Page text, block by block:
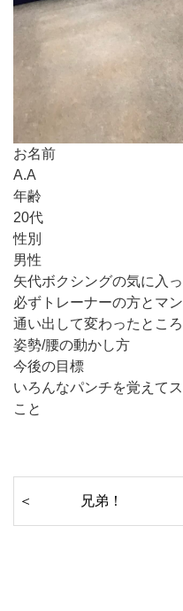
お名前
A.A
年齢
20代
性別
男性
矢代ボクシングの気に入
必ずトレーナーの方とマ
通い出して変わったところ
姿勢/腰の動かし方
今後の目標
いろんなパンチを覚えて
こと
兄弟！